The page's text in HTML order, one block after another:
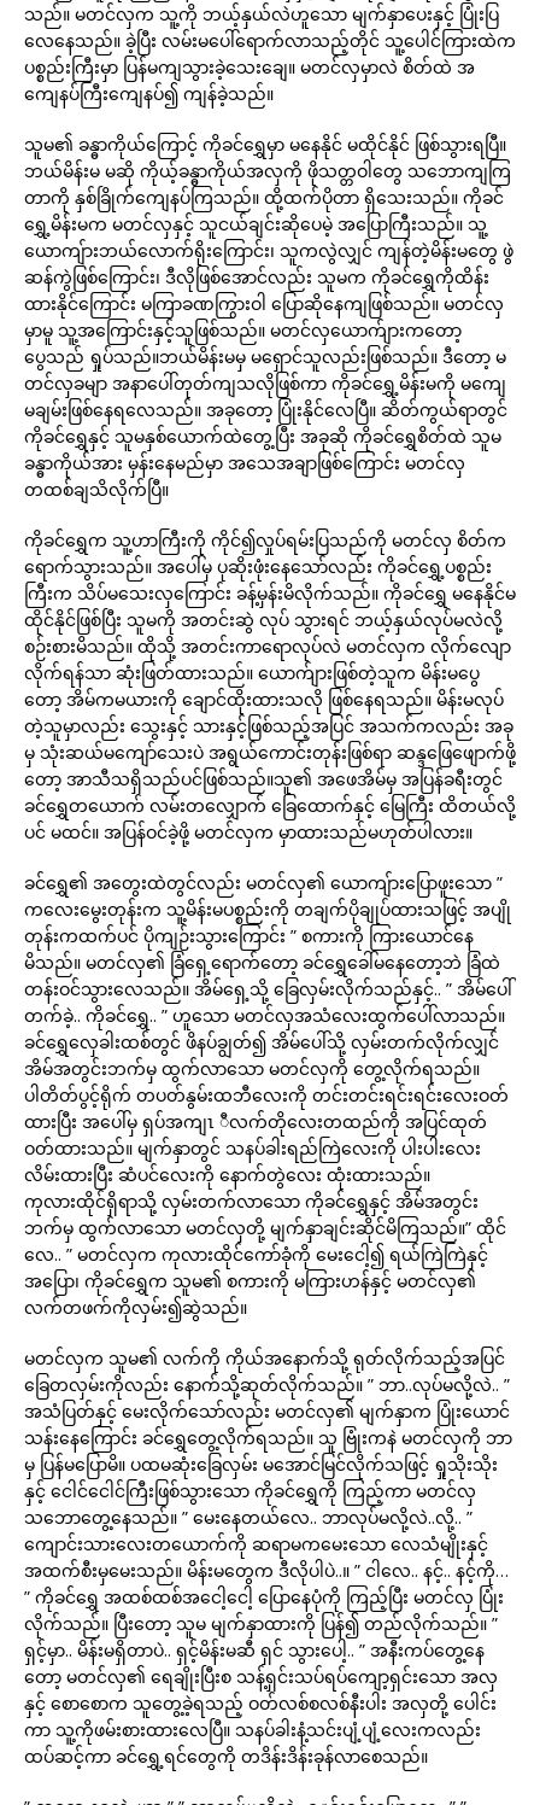
သည်။ မတင်လှက သူ့ကို ဘယ့်နှယ်လဲဟူသော မျက်နှာပေးနှင့် ပြုံးပြ
လေနေသည်။ ခဲ့ပြီး လမ်းမပေါ်ရောက်လာသည့်တိုင် သူ့ပေါင်ကြားထဲက
ပစ္စည်းကြီးမှာ ပြန်မကျသွားခဲ့သေးချေ။ မတင်လှမှာလဲ စိတ်ထဲ အ
ကျေနပ်ကြီးကျေနပ်၍ ကျန်ခဲ့သည်။
သူမ၏ ခန္ဓာကိုယ်ကြောင့် ကိုခင်ရွှေမှာ မနေနိုင် မထိုင်နိုင် ဖြစ်သွားရပြီ။
ဘယ်မိန်းမ မဆို ကိုယ့်ခန္ဓာကိုယ်အလှကို ဖိုသတ္တဝါတွေ သဘောကျကြ
တာကို နှစ်ခြိုက်ကျေနပ်ကြသည်။ ထို့ထက်ပိုတာ ရှိသေးသည်။ ကိုခင်
ရွှေ့မိန်းမက မတင်လှနှင့် သူငယ်ချင်းဆိုပေမဲ့ အပြောကြီးသည်။ သူ့
ယောကျ်ားဘယ်လောက်ရိုးကြောင်း၊ သူကလွဲလျှင် ကျန်တဲ့မိန်းမတွေ ဖွဲ
ဆန်ကွဲဖြစ်ကြောင်း၊ ဒီလိုဖြစ်အောင်လည်း သူမက ကိုခင်ရွှေကိုထိန်း
ထားနိုင်ကြောင်း မကြာခဏကြွားဝါ ပြောဆိုနေကျဖြစ်သည်။ မတင်လှ
မှာမူ သူ့အကြောင်းနှင့်သူဖြစ်သည်။ မတင်လှယောက်ျားကတော့
ပွေသည် ရှုပ်သည်။ဘယ်မိန်းမမှ မရှောင်သူလည်းဖြစ်သည်။ ဒီတော့ မ
တင်လှခမျာ အနာပေါ်တုတ်ကျသလိုဖြစ်ကာ ကိုခင်ရွှေ့မိန်းမကို မကျေ
မချမ်းဖြစ်နေရလေသည်။ အခုတော့ ပြုံးနိုင်လေပြီ။ ဆိတ်ကွယ်ရာတွင်
ကိုခင်ရွှေနှင့် သူမနှစ်ယောက်ထဲတွေ့ပြီး အခုဆို ကိုခင်ရွှေစိတ်ထဲ သူမ
ခန္ဓာကိုယ်အား မှန်းနေမည်မှာ အသေအချာဖြစ်ကြောင်း မတင်လှ
တထစ်ချသိလိုက်ပြီ။
ကိုခင်ရွှေက သူ့ဟာကြီးကို ကိုင်၍လှုပ်ရမ်းပြသည်ကို မတင်လှ စိတ်က
ရောက်သွားသည်။ အပေါ်မှ ပုဆိုးဖုံးနေသော်လည်း ကိုခင်ရွှေ့ပစ္စည်း
ကြီးက သိပ်မသေးလှကြောင်း ခန့်မှန်းမိလိုက်သည်။ ကိုခင်ရွှေ မနေနိုင်မ
ထိုင်နိုင်ဖြစ်ပြီး သူမကို အတင်းဆွဲ လုပ် သွားရင် ဘယ့်နှယ်လုပ်မလဲလို့
စဉ်းစားမိသည်။ ထိုသို့ အတင်းကာရောလုပ်လဲ မတင်လှက လိုက်လျော
လိုက်ရန်သာ ဆုံးဖြတ်ထားသည်။ ယောက်ျားဖြစ်တဲ့သူက မိန်းမပွေ
တော့ အိမ်ကမယားကို ချောင်ထိုးထားသလို ဖြစ်နေရသည်။ မိန်းမလုပ်
တဲ့သူမှာလည်း သွေးနှင့် သားနှင့်ဖြစ်သည့်အပြင် အသက်ကလည်း အခု
မှ သုံးဆယ်မကျော်သေးပဲ အရွယ်ကောင်းတုန်းဖြစ်ရာ ဆန္ဒဖြေဖျောက်ဖို့
တော့ အာသီသရှိသည်ပင်ဖြစ်သည်။သူ၏ အဖေအိမ်မှ အပြန်ခရီးတွင်
ခင်ရွှေတယောက် လမ်းတလျှောက် ခြေထောက်နှင့် မြေကြီး ထိတယ်လို့
ပင် မထင်။ အပြန်ဝင်ခဲ့ဖို့ မတင်လှက မှာထားသည်မဟုတ်ပါလား။
ခင်ရွှေ၏ အတွေးထဲတွင်လည်း မတင်လှ၏ ယောကျ်ားပြောဖူးသော ”
ကလေးမွေးတုန်းက သူ့မိန်းမပစ္စည်းကို တချက်ပိုချုပ်ထားသဖြင့် အပျို
တုန်းကထက်ပင် ပိုကျဉ်းသွားကြောင်း ” စကားကို ကြားယောင်နေ
မိသည်။ မတင်လှ၏ ခြံရှေ့ရောက်တော့ ခင်ရွှေခေါ်မနေတော့ဘဲ ခြံထဲ
တန်းဝင်သွားလေသည်။ အိမ်ရှေ့သို့ ခြေလှမ်းလိုက်သည်နှင့်.. ” အိမ်ပေါ်
တက်ခဲ့.. ကိုခင်ရွှေ.. ” ဟူသော မတင်လှအသံလေးထွက်ပေါ်လာသည်။
ခင်ရွှေလှေခါးထစ်တွင် ဖိနပ်ချွတ်၍ အိမ်ပေါ်သို့ လှမ်းတက်လိုက်လျှင်
အိမ်အတွင်းဘက်မှ ထွက်လာသော မတင်လှကို တွေ့လိုက်ရသည်။
ပါတိတ်ပွင့်ရိုက် တပတ်နွမ်းထဘီလေးကို တင်းတင်းရင်းရင်းလေးဝတ်
ထားပြီး အပေါ်မှ ရှပ်အကျၤ ီလက်တိုလေးတထည်ကို အပြင်ထုတ်
ဝတ်ထားသည်။ မျက်နှာတွင် သနပ်ခါးရည်ကြဲလေးကို ပါးပါးလေး
လိမ်းထားပြီး ဆံပင်လေးကို နောက်တွဲလေး ထုံးထားသည်။
ကုလားထိုင်ရှိရာသို့ လှမ်းတက်လာသော ကိုခင်ရွှေနှင့် အိမ်အတွင်း
ဘက်မှ ထွက်လာသော မတင်လှတို့ မျက်နှာချင်းဆိုင်မိကြသည်။” ထိုင်
လေ.. ” မတင်လှက ကုလားထိုင်ကော်ခုံကို မေးငေါ့၍ ရယ်ကြဲကြဲနှင့်
အပြော၊ ကိုခင်ရွှေက သူမ၏ စကားကို မကြားဟန်နှင့် မတင်လှ၏
လက်တဖက်ကိုလှမ်း၍ဆွဲသည်။
မတင်လှက သူမ၏ လက်ကို ကိုယ်အနောက်သို့ ရုတ်လိုက်သည့်အပြင်
ခြေတလှမ်းကိုလည်း နောက်သို့ဆုတ်လိုက်သည်။ ” ဘာ..လုပ်မလို့လဲ.. ”
အသံပြတ်နှင့် မေးလိုက်သော်လည်း မတင်လှ၏ မျက်နှာက ပြုံးယောင်
သန်းနေကြောင်း ခင်ရွှေတွေ့လိုက်ရသည်။ သူ ဗြုံးကနဲ မတင်လှကို ဘာ
မှ ပြန်မပြောမိ။ ပထမဆုံးခြေလှမ်း မအောင်မြင်လိုက်သဖြင့် ရှုသိုးသိုး
နှင့် ငေါင်ငေါင်ကြီးဖြစ်သွားသော ကိုခင်ရွှေကို ကြည့်ကာ မတင်လှ
သဘောတွေ့နေသည်။ ” မေးနေတယ်လေ.. ဘာလုပ်မလို့လဲ..လို့.. ”
ကျောင်းသားလေးတယောက်ကို ဆရာမကမေးသော လေသံမျိုးနှင့်
အထက်စီးမှမေးသည်။ မိန်းမတွေက ဒီလိုပါပဲ..။ ” ငါလေ.. နင့်.. နင့်ကို…
” ကိုခင်ရွှေ အထစ်ထစ်အငေါ့ငေါ့ ပြောနေပုံကို ကြည့်ပြီး မတင်လှ ပြုံး
လိုက်သည်။ ပြီးတော့ သူမ မျက်နှာထားကို ပြန်၍ တည်လိုက်သည်။ ”
ရှင့်မှာ.. မိန်းမရှိတာပဲ.. ရှင့်မိန်းမဆီ ရှင် သွားပေါ့.. ” အနီးကပ်တွေ့နေ
တော့ မတင်လှ၏ ရေချိုးပြီးစ သန့်ရှင်းသပ်ရပ်ကျော့ရှင်းသော အလှ
နှင့် စောစောက သူတွေ့ခဲ့ရသည့် ဝတ်လစ်စလစ်နီးပါး အလှတို့ ပေါင်း
ကာ သူ့ကိုဖမ်းစားထားလေပြီ။ သနပ်ခါးနံ့သင်းပျံ့ပျံ့လေးကလည်း
ထပ်ဆင့်ကာ ခင်ရွှေ့ရင်တွေကို တဒိန်းဒိန်းခုန်လာစေသည်။